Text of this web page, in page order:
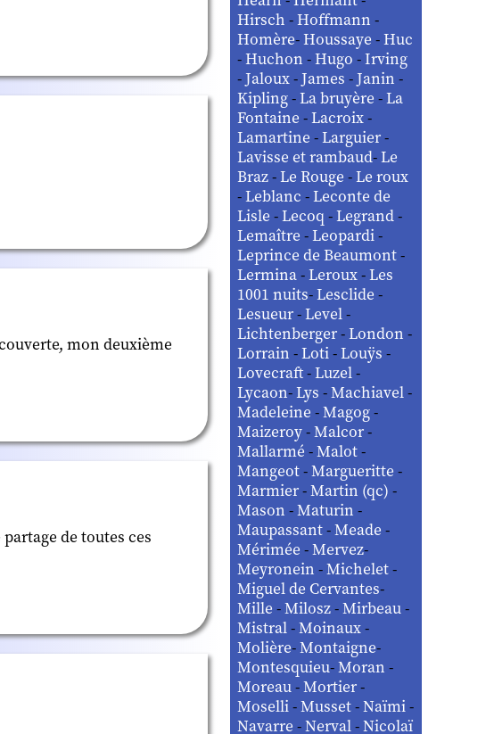
mon deuxième
de toutes ces
Hirsch-Hoffmann-
Homère-Houssaye-Huc
-Huchon-Hugo-Irving
-Jaloux-James-Janin-
Kipling-La bruyère-La
Fontaine-Lacroix-
Lamartine-Larguier-
Lavisse et rambaud-Le
Braz-Le Rouge-Le roux
-Leblanc-Leconte de
Lisle-Lecoq-Legrand-
Lemaître-Leopardi-
Leprince de Beaumont-
Lermina-Leroux-Les
1001 nuits-Lesclide-
Lesueur-Level-
Lichtenberger-London-
Lorrain-Loti-Louÿs-
Lovecraft-Luzel-
Lycaon-Lys-Machiavel-
Madeleine-Magog-
Maizeroy-Malcor-
Mallarmé-Malot-
Mangeot-Margueritte-
Marmier-Martin (qc)-
Mason-Maturin-
Maupassant-Meade-
Mérimée-Mervez-
Meyronein-Michelet-
Miguel de Cervantes-
Mille-Milosz-Mirbeau-
Mistral-Moinaux-
Molière-Montaigne-
Montesquieu-Moran-
Moreau-Mortier-
Moselli-Musset-Naïmi-
Navarre-Nerval-Nicolaï